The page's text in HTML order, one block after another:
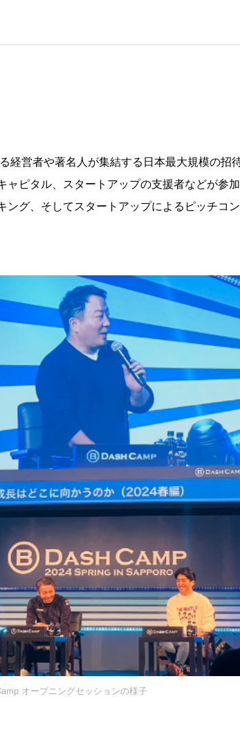
経営者や著名人が集結する日本最大規模の招
ピタル、スタートアップの支援者などが参
グ、そしてスタートアップによるピッチコ
オープニングセッションの様子